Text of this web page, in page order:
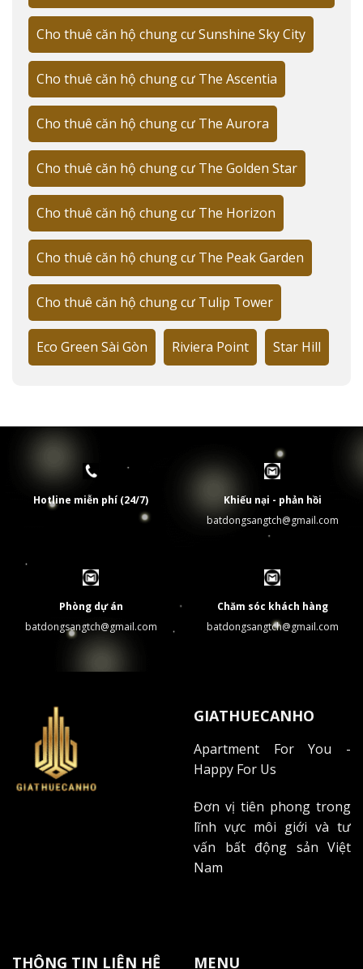
Hệ thống giao thông thuận tiện kết nối
trung tâm
Bán kính tiếp cận:
Phú Mỹ Hưng: 10 phút
Quận 1: 15 phút qua cầu Phú Mỹ
Sân bay: 25 phút qua cao tốc
Metro Số 4: 500m (dự kiến 2025)
Bến xe buýt: 300m
Tiềm năng phát triển khu vực lân cận
Các dự án hạ tầng trọng điểm:
Tuyến Metro Số 4: 2025
Cầu Thủ Thiêm 4: 2024
Trung tâm thương mại: 2025
Môi trường sống lý tưởng cho cư dân
Tiện ích ngoại khu 2km:
3 bệnh viện quốc tế
5 trung tâm thương mại
2 công viên lớn
Các ngân hàng quốc tế
Tiếp theo, hãy cùng tìm hiểu chi tiết về bảng giá cho
thuê và các chính sách ưu đãi hấp dẫn tại MD Rent
House Tân Mỹ.
BẢNG GIÁ CHO THUÊ CĂN HỘ MD
RENT HOUSE TÂN MỸ CHI TIẾT
Cho thuê căn hộ MD Rent House Tân Mỹ áp dụng chính
Cho thuê căn hộ chung cư Sunshine Sky City
Cho thuê căn hộ chung cư The Ascentia
Cho thuê căn hộ chung cư The Aurora
Cho thuê căn hộ chung cư The Golden Star
Cho thuê căn hộ chung cư The Horizon
Cho thuê căn hộ chung cư The Peak Garden
Cho thuê căn hộ chung cư Tulip Tower
Eco Green Sài Gòn Riviera Point Star Hill
Hotline miễn phí (24/7)
Khiếu nại - phản hồi
batdongsangtch@gmail.com
Phòng dự án
batdongsangtch@gmail.com
Chăm sóc khách hàng
batdongsangtch@gmail.com
GIATHUECANHO
Apartment For You -
Happy For Us
Đơn vị tiên phong trong
lĩnh vực môi giới và tư
vấn bất động sản Việt
Nam
THÔNG TIN LIÊN HỆ MENU